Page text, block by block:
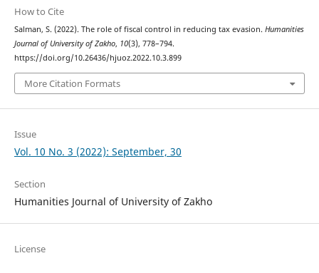
How to Cite
Salman, S. (2022). The role of fiscal control in reducing tax evasion. Humanities
Journal of University of Zakho, 10(3), 778–794.
https://doi.org/10.26436/hjuoz.2022.10.3.899
More Citation Formats
Issue
Vol. 10 No. 3 (2022): September, 30
Section
Humanities Journal of University of Zakho
License